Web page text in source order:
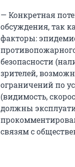
— Конкретная
обсуждения, так
факторы:
безопасности
зрителей,
ограничений по
(видимость,
должны
связям с